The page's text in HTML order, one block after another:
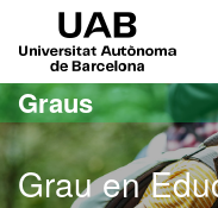
Ves al contingut principal
Ves a la navegació de la
Graus
Grau en